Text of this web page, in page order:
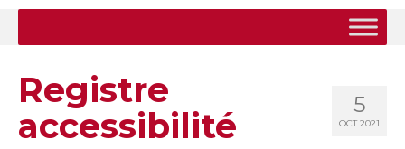
5
OCT 2021
Registre
accessibilité